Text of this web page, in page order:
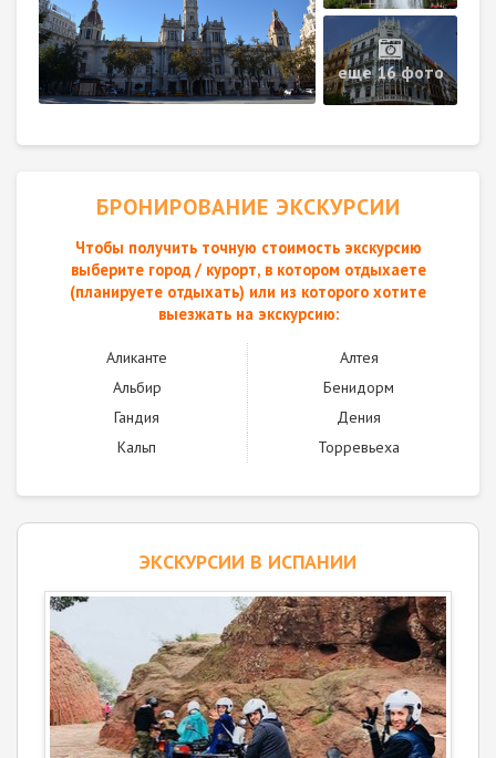
еще 16 фото
БРОНИРОВАНИЕ ЭКСКУРСИИ
Чтобы получить точную стоимость экскурсию
выберите город / курорт, в котором отдыхаете
(планируете отдыхать) или из которого хотите
выезжать на экскурсию:
Аликанте
Алтея
Альбир
Бенидорм
Гандия
Дения
Кальп
Торревьеха
ЭКСКУРСИИ В ИСПАНИИ